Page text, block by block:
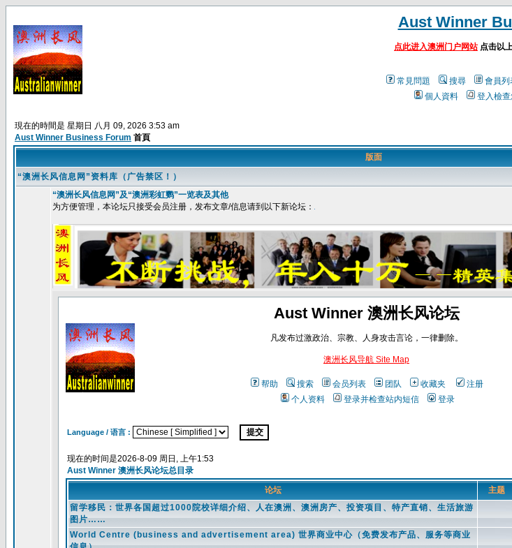
Aust Winner
点此进入澳洲门户网站点击以
常見問題 搜尋 會員列
個人資料
登入檢
現在的時間是 星期日 八月 09, 2026 3:53 am
Aust Winner Business Forum 首頁
版面
“澳洲长风信息网”资料库（广告禁区！）
“澳洲长风信息网”及“澳洲彩虹鹦”一览表及其他
为方便管理，本论坛只接受会员注册，发布文章/信息请到以下新论坛：